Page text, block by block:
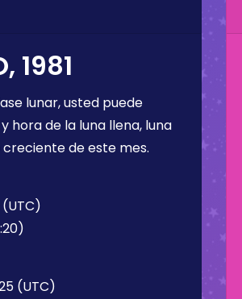
1981
lunar, usted puede
de la luna llena, luna
de este mes.
(UTC)
(UTC)